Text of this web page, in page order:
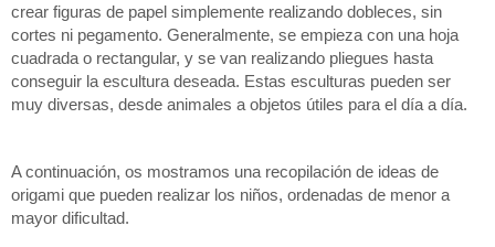
crear figuras de papel simplemente realizando dobleces, sin
cortes ni pegamento. Generalmente, se empieza con una hoja
cuadrada o rectangular, y se van realizando pliegues hasta
conseguir la escultura deseada. Estas esculturas pueden ser
muy diversas, desde animales a objetos útiles para el día a día.
A continuación, os mostramos una recopilación de ideas de
origami que pueden realizar los niños, ordenadas de menor a
mayor dificultad.